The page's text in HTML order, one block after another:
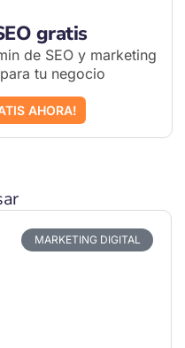
gratis
de SEO y marketing
tu negocio
AHORA!
MARKETING DIGITAL